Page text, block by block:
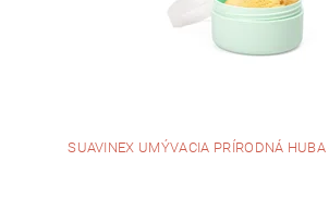
SUAVINEX UMÝVACIA PRÍRODNÁ